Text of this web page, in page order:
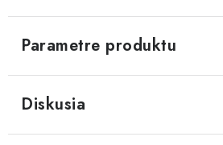
Parametre produktu
Diskusia